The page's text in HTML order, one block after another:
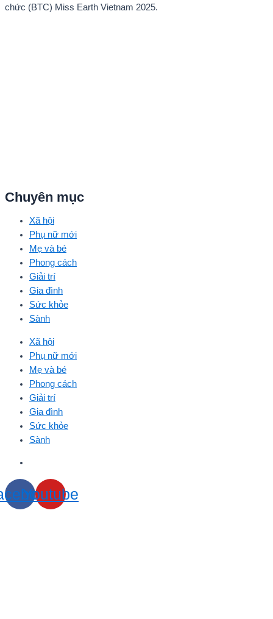
chức (BTC) Miss Earth Vietnam 2025.
Chuyên mục
Xã hội
Phụ nữ mới
Mẹ và bé
Phong cách
Giải trí
Gia đình
Sức khỏe
Sành
Xã hội
Phụ nữ mới
Mẹ và bé
Phong cách
Giải trí
Gia đình
Sức khỏe
Sành
Youtube